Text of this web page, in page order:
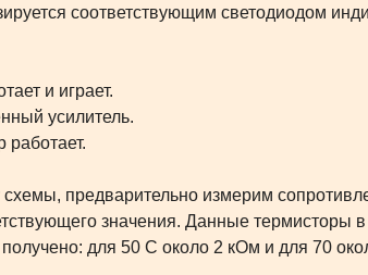
соответствующим светодиодом
и играет.
усилитель.
схемы, предварительно измерим
значения. Данные термисторы
для 50 C около 2 кОм и для 70